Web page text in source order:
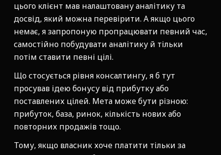
цього клієнт мав налаштовану аналітику та
досвід, який можна перевірити. А якщо цього
немає, я запропоную пропрацювати певний час,
самостійно побудувати аналітику й тільки
потім ставити певні цілі.
Що стосується рівня консалтингу, я б тут
просував ідею бонусу від прибутку або
поставлених цілей. Мета може бути різною:
прибуток, база, ринок, кількість нових або
повторних продажів тощо.
Тому, якщо власник хоче платити тільки за